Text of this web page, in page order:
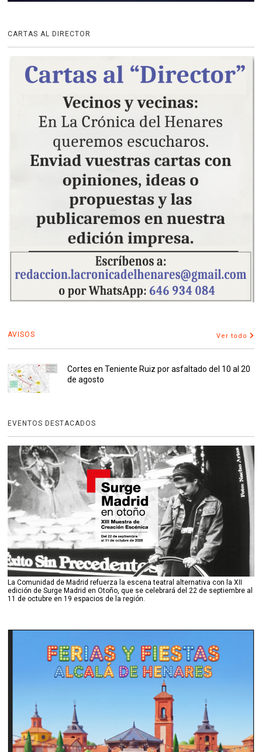
CARTAS AL DIRECTOR
AVISOS Ver todo
Cortes en Teniente Ruiz por asfaltado del 10 al 20
de agosto
EVENTOS DESTACADOS
La Comunidad de Madrid refuerza la escena teatral alternativa con la XII
edición de Surge Madrid en Otoño, que se celebrará del 22 de septiembre al
11 de octubre en 19 espacios de la región.